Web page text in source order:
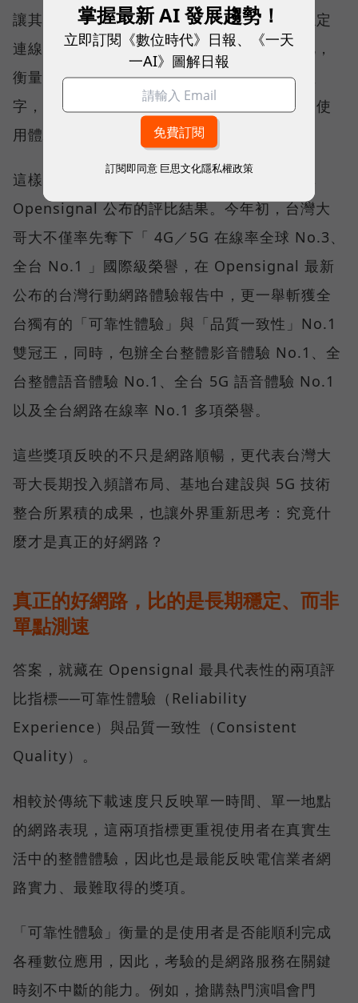
讓其在人潮聚集、高速移動或室內空間維持穩定
連線，即無法轉換成好的使用體驗，也因如此，
衡量「好網路」的標準，也逐漸從追求測速數
字，轉向任何時間、任何地點都能穩定連線的使
用體驗。
這樣的轉變，也反映在國際權威網路分析機構
Opensignal 公布的評比結果。今年初，台灣大
哥大不僅率先奪下「 4G／5G 在線率全球 No.3、
全台 No.1 」國際級榮譽，在 Opensignal 最新
公布的台灣行動網路體驗報告中，更一舉斬獲全
台獨有的「可靠性體驗」與「品質一致性」No.1
雙冠王，同時，包辦全台整體影音體驗 No.1、全
台整體語音體驗 No.1、全台 5G 語音體驗 No.1
以及全台網路在線率 No.1 多項榮譽。
這些獎項反映的不只是網路順暢，更代表台灣大
哥大長期投入頻譜布局、基地台建設與 5G 技術
整合所累積的成果，也讓外界重新思考：究竟什
麼才是真正的好網路？
真正的好網路，比的是長期穩定、而非
單點測速
答案，就藏在 Opensignal 最具代表性的兩項評
比指標──可靠性體驗（Reliability
Experience）與品質一致性（Consistent
Quality）。
相較於傳統下載速度只反映單一時間、單一地點
的網路表現，這兩項指標更重視使用者在真實生
活中的整體體驗，因此也是最能反映電信業者網
路實力、最難取得的獎項。
「可靠性體驗」衡量的是使用者是否能順利完成
各種數位應用，因此，考驗的是網路服務在關鍵
時刻不中斷的能力。例如，搶購熱門演唱會門
掌握最新 AI 發展趨勢！
立即訂閱《數位時代》日報、《一天
一AI》圖解日報
訂閱即同意 巨思文化隱私權政策